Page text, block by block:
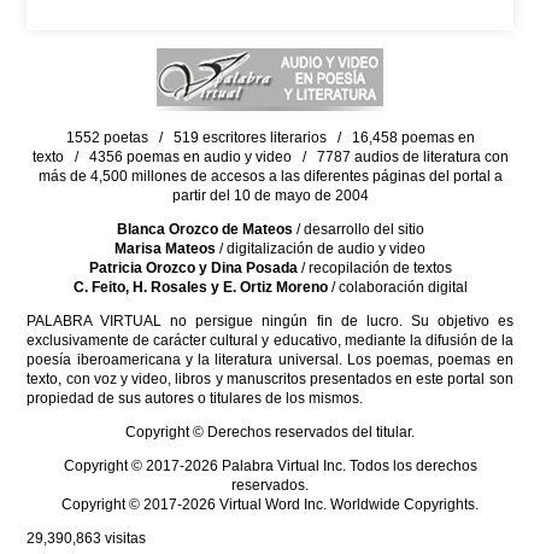
1552 poetas / 519 escritores literarios / 16,458 poemas en
texto / 4356 poemas en audio y video / 7787 audios de literatura con
más de 4,500 millones de accesos a las diferentes páginas del portal a
partir del 10 de mayo de 2004
Blanca Orozco de Mateos / desarrollo del sitio
Marisa Mateos / digitalización de audio y video
Patricia Orozco y Dina Posada/ recopilación de textos
C. Feito, H. Rosales y E. Ortiz Moreno/ colaboración digital
PALABRA VIRTUAL no persigue ningún fin de lucro. Su objetivo es
exclusivamente de carácter cultural y educativo, mediante la difusión de la
poesía iberoamericana y la literatura universal. Los poemas, poemas en
texto, con voz y video, libros y manuscritos presentados en este portal son
propiedad de sus autores o titulares de los mismos.
Copyright © Derechos reservados del titular.
Copyright © 2017-2026 Palabra Virtual Inc. Todos los derechos
reservados.
Copyright © 2017-2026 Virtual Word Inc. Worldwide Copyrights.
29,390,863 visitas